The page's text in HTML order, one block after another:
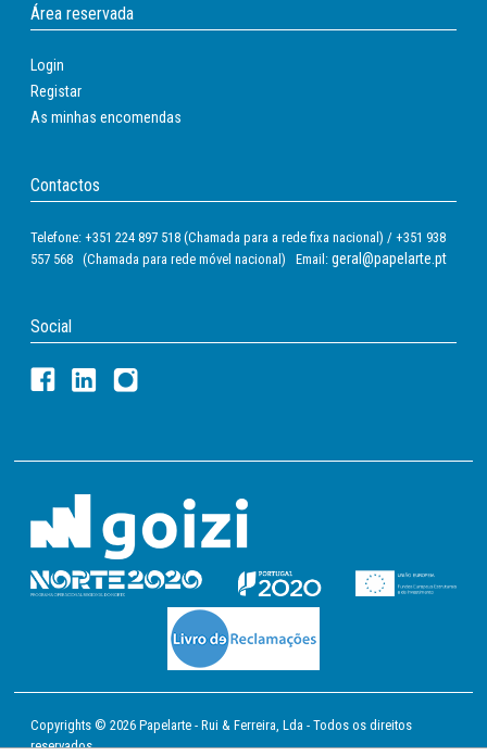
Área reservada
Login
Registar
As minhas encomendas
Contactos
Telefone: +351 224 897 518 (Chamada para a rede fixa nacional) / +351 938
557 568 (Chamada para rede móvel nacional) Email: geral@papelarte.pt
Social
Copyrights © 2026 Papelarte - Rui & Ferreira, Lda - Todos os direitos
reservados